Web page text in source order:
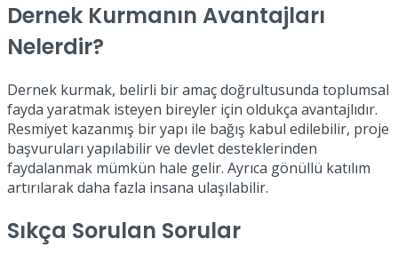
Dernek Kurmanın Avantajları
Nelerdir?
Dernek kurmak, belirli bir amaç doğrultusunda toplumsal
fayda yaratmak isteyen bireyler için oldukça avantajlıdır.
Resmiyet kazanmış bir yapı ile bağış kabul edilebilir, proje
başvuruları yapılabilir ve devlet desteklerinden
faydalanmak mümkün hale gelir. Ayrıca gönüllü katılım
artırılarak daha fazla insana ulaşılabilir.
Sıkça Sorulan Sorular